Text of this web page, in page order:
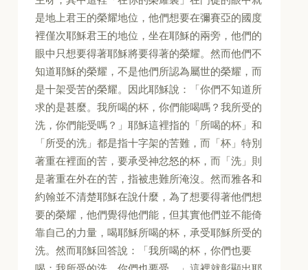
是地上君王的榮耀地位，他們想要在彌賽亞的國度
裡僅次耶穌君王的地位，坐在耶穌的兩旁，他們的
眼中只想要得著耶穌將要得著的榮耀。然而他們不
知道耶穌的榮耀，不是他們所認為屬世的榮耀，而
是十架受苦的榮耀。因此耶穌說：「你們不知道所
求的是甚麼。我所喝的杯，你們能喝嗎？我所受的
洗，你們能受嗎？」耶穌這裡指的「所喝的杯」和
「所受的洗」都是指十字架的苦難，而「杯」特別
著重在裡面的苦，要承受神忿怒的杯，而「洗」則
是著重在外在的苦，指被患難所淹沒。然而雅各和
約翰並不清楚耶穌在說什麼，為了想要得著他們想
要的榮耀，他們覺得他們能，但其實他們並不能倚
靠自己的力量，喝耶穌所喝的杯，承受耶穌所受的
洗。然而耶穌回答說：「我所喝的杯，你們也要